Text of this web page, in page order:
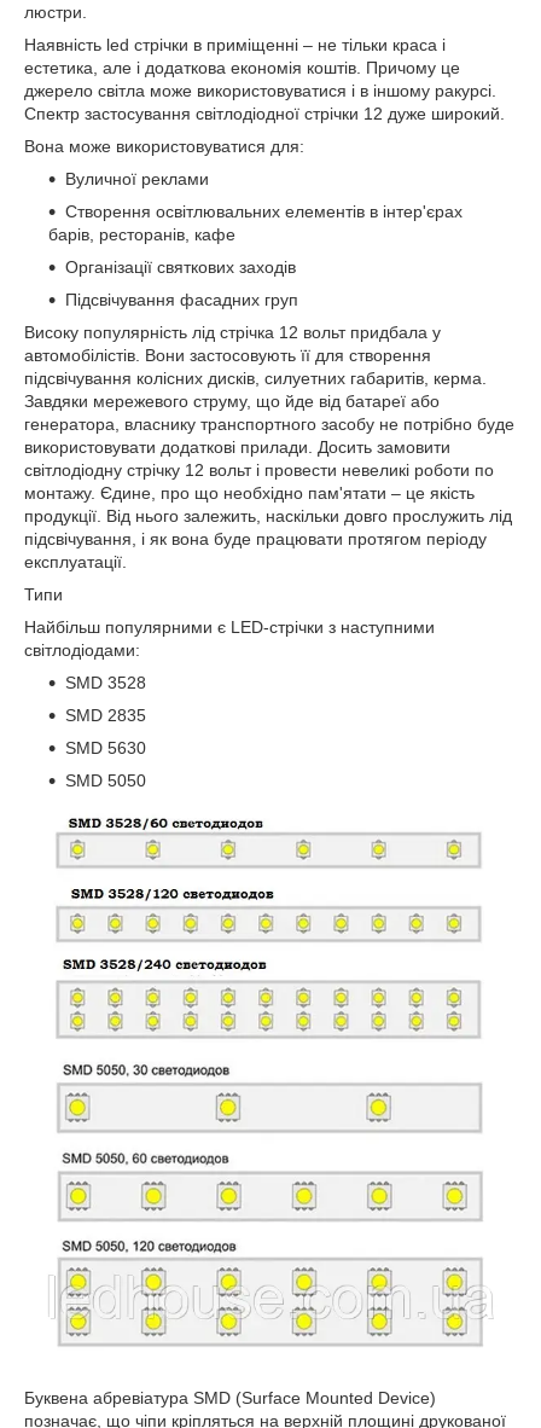
люстри.
Наявність led стрічки в приміщенні – не тільки краса і
естетика, але і додаткова економія коштів. Причому це
джерело світла може використовуватися і в іншому ракурсі.
Спектр застосування світлодіодної стрічки 12 дуже широкий.
Вона може використовуватися для:
Вуличної реклами
Створення освітлювальних елементів в інтер'єрах
барів, ресторанів, кафе
Організації святкових заходів
Підсвічування фасадних груп
Високу популярність лід стрічка 12 вольт придбала у
автомобілістів. Вони застосовують її для створення
підсвічування колісних дисків, силуетних габаритів, керма.
Завдяки мережевого струму, що йде від батареї або
генератора, власнику транспортного засобу не потрібно буде
використовувати додаткові прилади. Досить замовити
світлодіодну стрічку 12 вольт і провести невеликі роботи по
монтажу. Єдине, про що необхідно пам'ятати – це якість
продукції. Від нього залежить, наскільки довго прослужить лід
підсвічування, і як вона буде працювати протягом періоду
експлуатації.
Типи
Найбільш популярними є LED-стрічки з наступними
світлодіодами:
SMD 3528
SMD 2835
SMD 5630
SMD 5050
Буквена абревіатура SMD (Surface Mounted Device)
позначає, що чіпи кріпляться на верхній площині друкованої